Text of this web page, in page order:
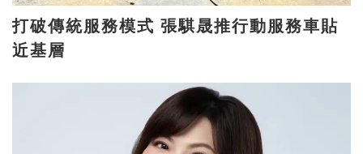
打破傳統服務模式 張騏晟推行動服務車貼
近基層